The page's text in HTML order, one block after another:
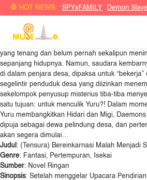
HOT NEWS: SPYxFAMILY Demon
Daftar Anime Muse Musim Semi 2026
: Yomi no Tsugai: Pasangan dari Alam
: Shounen, Fantasi, Pertarungan
Sumber: Manga
yang tenang dan belum pernah sekalipun
sepanjang hidupnya. Namun, saudara
di dalam penjara desa, dipaksa untuk
segelintir penduduk desa yang diizinkan
sekelompok penyusup misterius tiba-tiba
satu tujuan: untuk menculik Yuru?! Dalam
Yuru membangkitkan Hidari dan Migi,
dipuja sebagai dewa pelindung desa, dan
akan segera dimulai…
Judul : (Tensura) Bereinkarnasi Malah Menjadi
Genre: Fantasi, Pertempuran, Isekai
Sumber: Novel Ringan
Sinopsis: Setelah menggelar Upacara